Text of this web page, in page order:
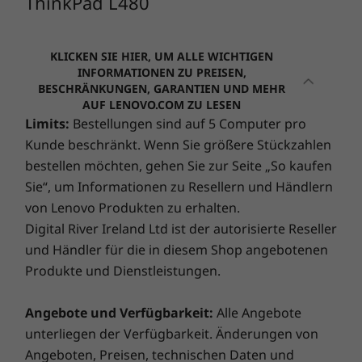
Design
14" multitouch antiglare, up to FHD IPS (1920 x 1080)
Sonstiges
Brand
CHF 51.76 24% Rabatt Inkl. MwSt.
Prozessor
Up to 8th
generation Intel®
Core™ i7 vPro™
Up to Windows 10
Pro
Webpreis ab
CHF 1'768.46
Prozessor
Bis zu AMD
Ryzen™ AI Pro 7
Bis Windows 11
Pro
Webpreis
CHF
Core™
(U15) auf
vPro®
11 Pro
Schützen Sie Ihren PC mit Lenovos Accidental Damage
Protection: dem ultimativen Schutzschild gegen böse
Überraschungen! Schluss mit unvorhergesehenen
Reparaturkosten. Zahlen Sie einmalig einen Betrag im
Voraus und profitieren Sie so von Einsparungen von
28% bis 80%. Unsere Technikexperten, ausgestattet mit
Lenovos hochmodernen Diagnoseprogrammen, decken
versteckte Schäden auf und beugen so bösen
Überraschungen vor!
Smart Performance
Computernutzung! Verleihen Sie Ihrem Computer
mehr Leistung für einen reibungslosen Betrieb und
rasend schnelle Ladezeiten. Profitieren Sie von einer
KLICKEN SIE HIER, UM ALLE WICHTIGEN
INFORMATIONEN ZU PREISEN,
BESCHRÄNKUNGEN, GARANTIEN UND MEHR
AUF LENOVO.COM ZU LESEN
Limits: Bestellungen sind auf 5 Computer pro
Kunde beschränkt. Wenn Sie größere Stückzahlen
bestellen möchten, gehen Sie zur Seite „So kaufen
Sie“, um Informationen zu Resellern und Händlern
von Lenovo Produkten zu erhalten.
Digital River Ireland Ltd ist der autorisierte Reseller
und Händler für die in diesem Shop angebotenen
Produkte und Dienstleistungen.
Angebote und Verfügbarkeit: Alle Angebote
unterliegen der Verfügbarkeit. Änderungen von
Angeboten, Preisen, technischen Daten und